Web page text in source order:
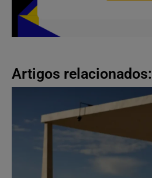
Artigos relacionados: